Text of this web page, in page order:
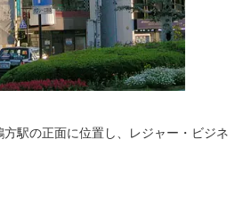
駅の正面に位置し、レジャー・ビジネ